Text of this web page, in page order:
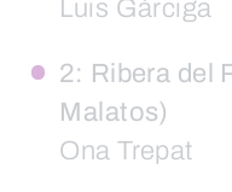
Luis Gárciga
2: Ribera del
Malatos)
Ona Trepat